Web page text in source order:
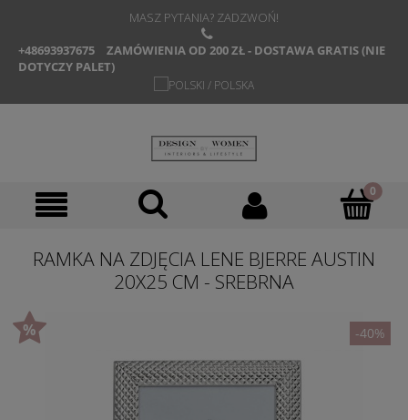
MASZ PYTANIA? ZADZWOŃ!
+48693937675
ZAMÓWIENIA OD 200 ZŁ - DOSTAWA GRATIS (NIE
DOTYCZY PALET)
RAMKA NA ZDJĘCIA LENE BJERRE AUSTIN
20X25 CM - SREBRNA
-40%